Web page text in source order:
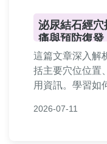
泌尿結石經
痛與預防復發
這篇文章深入解
括主要穴位位置
用資訊。學習如
您安全有效地應
2026-07-11